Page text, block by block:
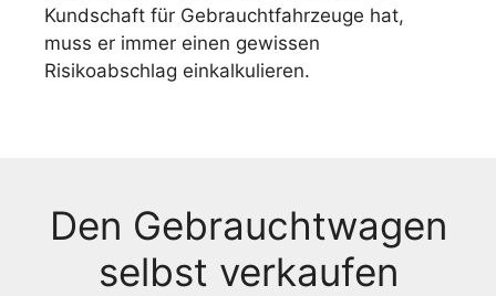
Kundschaft für Gebrauchtfahrzeuge hat,
muss er immer einen gewissen
Risikoabschlag einkalkulieren.
Den Gebrauchtwagen
selbst verkaufen